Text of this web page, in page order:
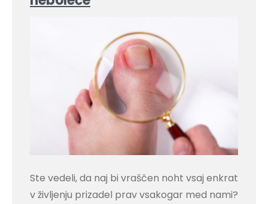
Ste vedeli, da naj bi vraščen noht vsaj enkrat
v življenju prizadel prav vsakogar med nami?